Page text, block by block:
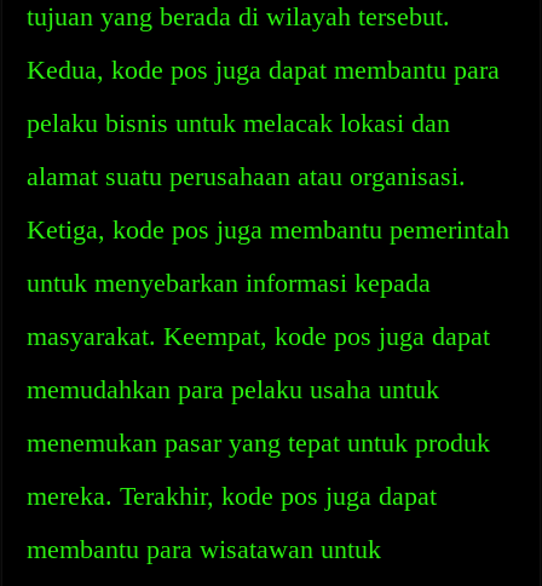
tujuan yang berada di wilayah tersebut.
Kedua, kode pos juga dapat membantu para
pelaku bisnis untuk melacak lokasi dan
alamat suatu perusahaan atau organisasi.
Ketiga, kode pos juga membantu pemerintah
untuk menyebarkan informasi kepada
masyarakat. Keempat, kode pos juga dapat
memudahkan para pelaku usaha untuk
menemukan pasar yang tepat untuk produk
mereka. Terakhir, kode pos juga dapat
membantu para wisatawan untuk